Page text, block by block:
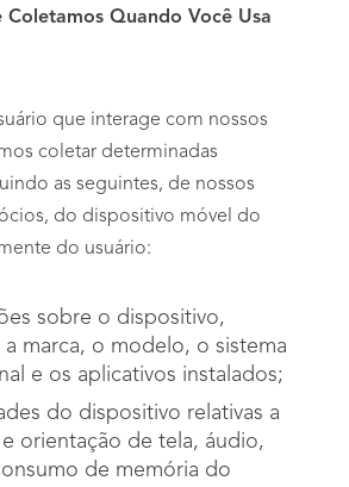
Coletamos Quando Você Usa
que interage com nossos
coletar determinadas
as seguintes, de nossos
do dispositivo móvel do
do usuário:
sobre o dispositivo,
marca, o modelo, o sistema
e os aplicativos instalados;
do dispositivo relativas a
orientação de tela, áudio,
de memória do